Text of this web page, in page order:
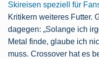
Skireisen speziell für
Kritikern weiteres Futter.
dagegen: „Solange ich
Metal finde, glaube ich
muss. Crossover hat es